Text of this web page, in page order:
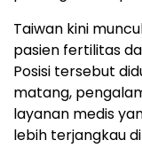
Taiwan kini
pasien fertilitas
Posisi tersebut
matang,
layanan medis
lebih terjangkau